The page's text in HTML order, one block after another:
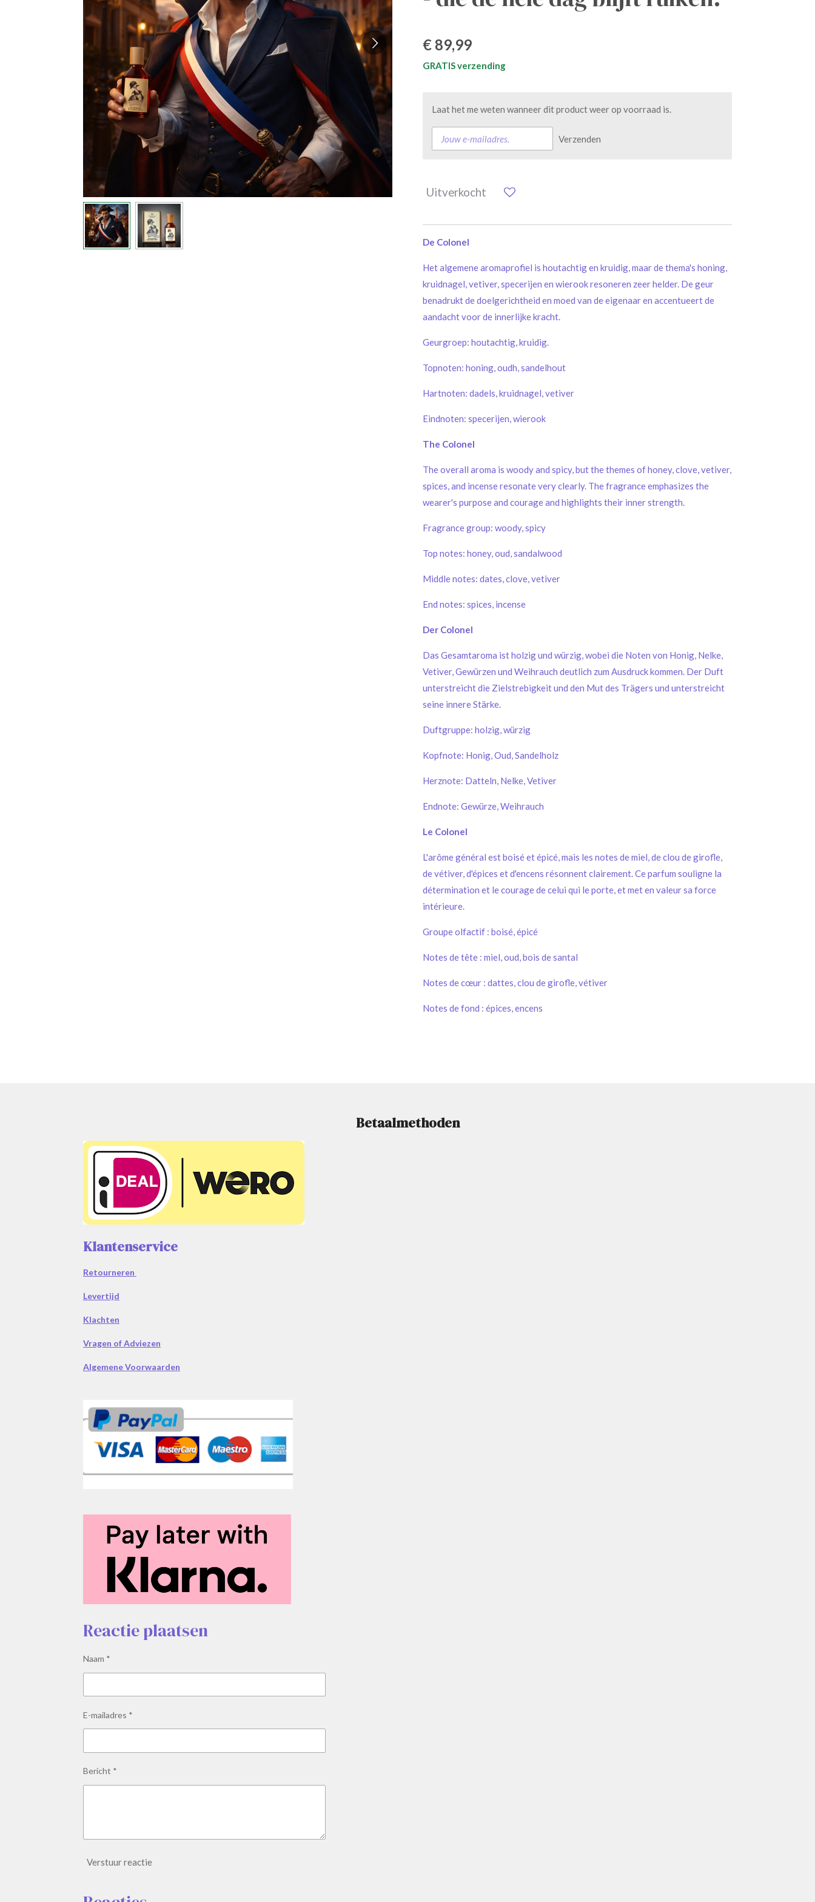
€ 89,99
GRATIS verzending
Laat het me weten wanneer dit product weer op voorraad is.
Verzenden
Uitverkocht
De Colonel
Het algemene aromaprofiel is houtachtig en kruidig, maar de thema's honing,
kruidnagel, vetiver, specerijen en wierook resoneren zeer helder. De geur
benadrukt de doelgerichtheid en moed van de eigenaar en accentueert de
aandacht voor de innerlijke kracht.
Geurgroep: houtachtig, kruidig.
Topnoten: honing, oudh, sandelhout
Hartnoten: dadels, kruidnagel, vetiver
Eindnoten: specerijen, wierook
The Colonel
The overall aroma is woody and spicy, but the themes of honey, clove, vetiver,
spices, and incense resonate very clearly. The fragrance emphasizes the
wearer's purpose and courage and highlights their inner strength.
Fragrance group: woody, spicy
Top notes: honey, oud, sandalwood
Middle notes: dates, clove, vetiver
End notes: spices, incense
Der Colonel
Das Gesamtaroma ist holzig und würzig, wobei die Noten von Honig, Nelke,
Vetiver, Gewürzen und Weihrauch deutlich zum Ausdruck kommen. Der Duft
unterstreicht die Zielstrebigkeit und den Mut des Trägers und unterstreicht
seine innere Stärke.
Duftgruppe: holzig, würzig
Kopfnote: Honig, Oud, Sandelholz
Herznote: Datteln, Nelke, Vetiver
Endnote: Gewürze, Weihrauch
Le Colonel
L'arôme général est boisé et épicé, mais les notes de miel, de clou de girofle,
de vétiver, d'épices et d'encens résonnent clairement. Ce parfum souligne la
détermination et le courage de celui qui le porte, et met en valeur sa force
intérieure.
Groupe olfactif : boisé, épicé
Notes de tête : miel, oud, bois de santal
Notes de cœur : dattes, clou de girofle, vétiver
Notes de fond : épices, encens
Betaalmethoden
Klantenservice
Retourneren
Levertijd
Klachten
Vragen of Adviezen
Algemene Voorwaarden
Reactie plaatsen
Naam *
E-mailadres *
Bericht *
Verstuur reactie